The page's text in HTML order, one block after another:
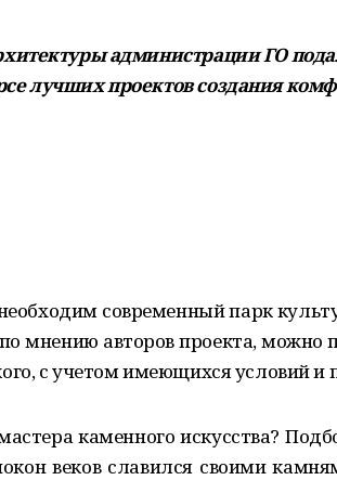
администрации ГО
лучших проектов создания
современный парк
мнению авторов проекта, можно
с учетом имеющихся условий и
каменного искусства?
веков славился своими